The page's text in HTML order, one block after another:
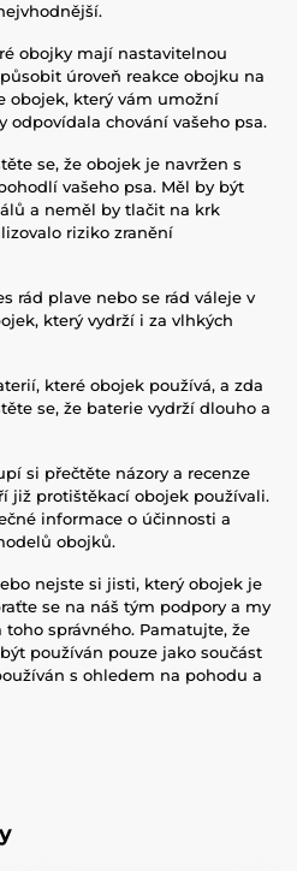
obojky mají nastavitelnou
úroveň reakce obojku na
obojek, který vám umožní
odpovídala chování vašeho psa.
se, že obojek je navržen s
vašeho psa. Měl by být
a neměl by tlačit na krk
riziko zranění
rád plave nebo se rád váleje v
který vydrží i za vlhkých
které obojek používá, a zda
se, že baterie vydrží dlouho a
si přečtěte názory a recenze
již protištěkací obojek používali.
informace o účinnosti a
obojků.
nejste si jisti, který obojek je
se na náš tým podpory a my
správného. Pamatujte, že
používán pouze jako součást
s ohledem na pohodu a